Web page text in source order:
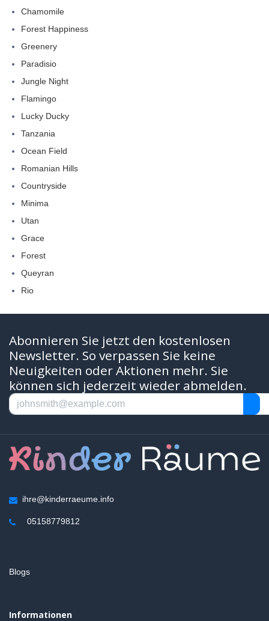
Chamomile
Forest Happiness
Greenery
Paradisio
Jungle Night
Flamingo
Lucky Ducky
Tanzania
Ocean Field
Romanian Hills
Countryside
Minima
Utan
Grace
Forest
Queyran
Rio
Abonnieren Sie jetzt den kostenlosen
Newsletter. So verpassen Sie keine
Neuigkeiten oder Aktionen mehr. Sie
können sich jederzeit wieder abmelden.
ihre@kinderraeume.info
05158779812
Blogs
Informationen